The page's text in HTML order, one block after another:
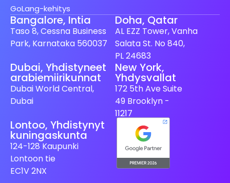
GoLang-kehitys
Bangalore, Intia
Taso 8, Cessna Business
Park, Karnataka 560037
Doha, Qatar
AL EZZ Tower, Vanha
Salata St. No 840,
PL 24683
Dubai, Yhdistyneet
arabiemiirikunnat
Dubai World Central,
Dubai
New York,
Yhdysvallat
172 5th Ave Suite
49 Brooklyn -
11217
Lontoo, Yhdistynyt
kuningaskunta
124-128 Kaupunki
Lontoon tie
EC1V 2NX
French
German
Japanese
Swedish
Spanish (Spain)